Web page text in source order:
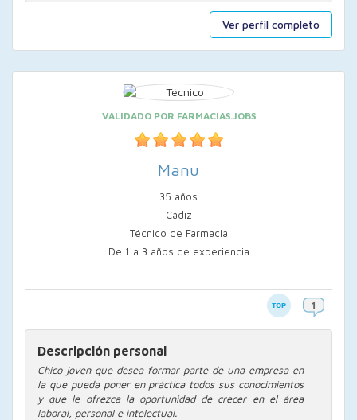
Ver perfil completo
VALIDADO POR FARMACIAS.JOBS
Manu
35 años
Cádiz
Técnico de Farmacia
De 1 a 3 años de experiencia
Descripción personal
Chico joven que desea formar parte de una empresa en
la que pueda poner en práctica todos sus conocimientos
y que le ofrezca la oportunidad de crecer en el área
laboral, personal e intelectual.